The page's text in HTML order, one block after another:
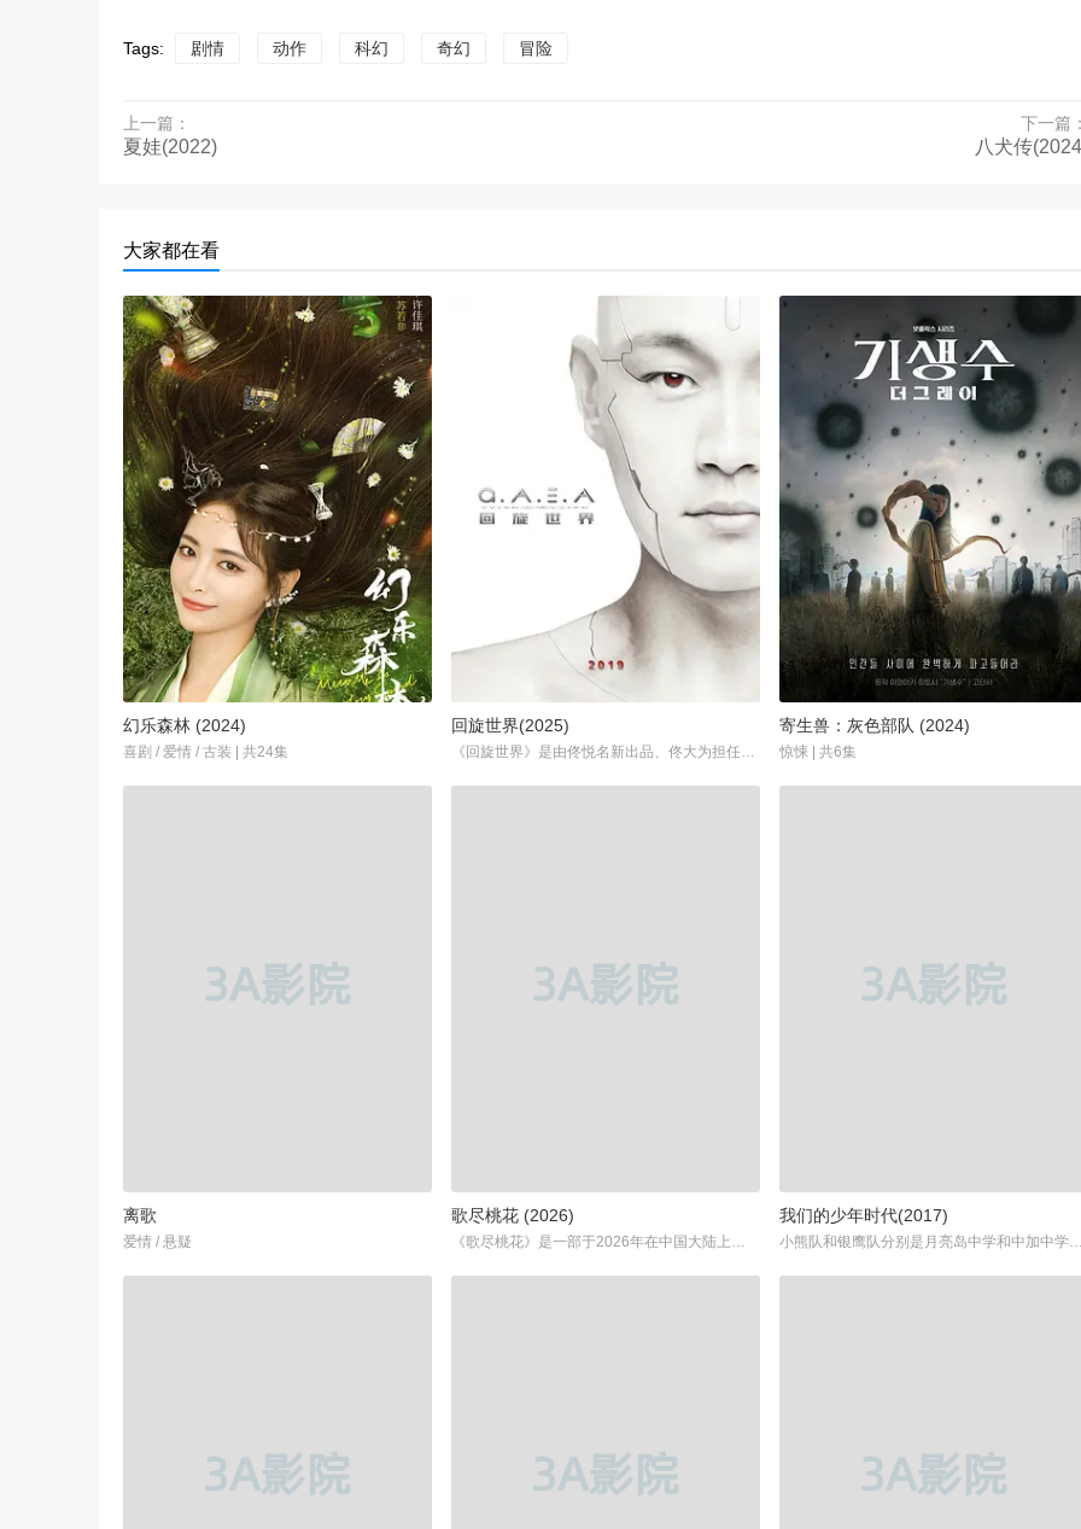
Tags: 剧情 动作 科幻 奇幻 冒险
上一篇：
夏娃(2022)
下一篇：
八犬传
大家都在看
幻乐森林 (2024)
喜剧 / 爱情 / 古装 | 共24集
回旋世界(2025)
《回旋世界》是由佟悦名新出品、佟大为担任总制片人并主演的未来主义都市冒险剧集。该剧聚焦虚拟现实与人工智能技术，探讨科技高度发达的未来世界中，人类面临的机遇与危机。...
寄生兽：灰色部队 (2024)
惊悚 | 共6集
离歌
爱情 / 悬疑
歌尽桃花 (2026)
《歌尽桃花》是一部于2026年在中国大陆上映的奇幻古装题材影视作品，由吴宣仪主演。影片通过丰富的想象力和唯美的画面，将观众带入一个充满神话色彩与诗意意境的奇幻世界。作为一部融合了古典文化、奇幻元素与爱情故事的佳作，《歌尽桃花》深受观众好评，展现了东方古典美学与现代影视技艺的完美结合。...
我们的少年时代(2017)
小熊队和银鹰队分别是月亮岛中学和中加中学的校园棒球队。长久以来，小熊队都被实力强悍的银鹰队压制，在一场极为激烈的比赛中，小熊队眼看着将要在一次的一败涂地，在这个节骨眼上，一个名为小松（王源 饰）的高一男孩挺身而出，为球队挣得了一分。虽然这一分难以挽回局势，却让小熊队的队员们重新扬起了斗志。...